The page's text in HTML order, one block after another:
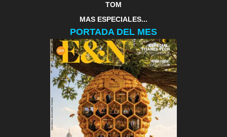
TOM
MAS ESPECIALES...
PORTADA DEL MES